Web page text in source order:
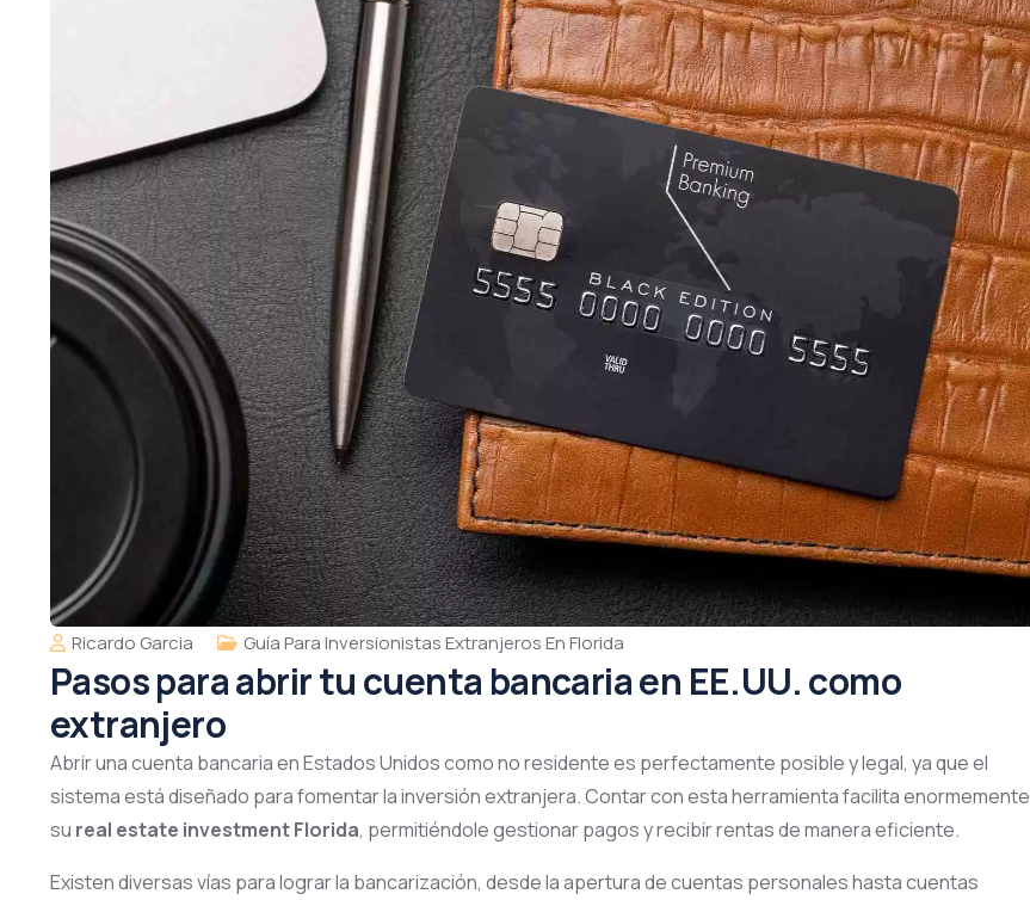
Ricardo Garcia Guía Para Inversionistas Extranjeros En Florida
Pasos para abrir tu cuenta bancaria en EE.UU. como
extranjero
Abrir una cuenta bancaria en Estados Unidos como no residente es perfectamente posible y legal, ya que el
sistema está diseñado para fomentar la inversión extranjera.Contar con esta herramienta facilita enormemente
su real estate investment Florida, permitiéndole gestionar pagos y recibir rentas de manera eficiente.
Existen diversas vías para lograr la bancarización, desde la apertura de cuentas personales hasta cuentas